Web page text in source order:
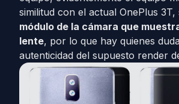
similitud con el actual OnePlus 3T,
módulo de la cámara que
lente, por lo que hay quienes
autenticidad del supuesto render